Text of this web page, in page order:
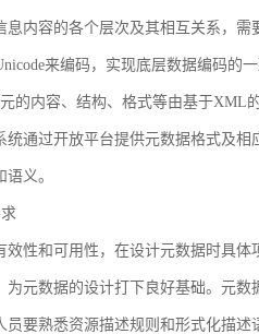
息内容的各个层次及其相互关系，
来编码，实现底层数据编码
的内容、结构、格式等由基于XML
统通过开放平台提供元数据格式及
义。
效性和可用性，在设计元数据时具
为元数据的设计打下良好基础。元
员要熟悉资源描述规则和形式化描